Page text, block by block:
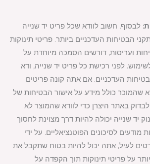
לבסוף, חשוב לוודא שכל פריט יד שנייה
הבטיחות העדכניים ביותר. פריטי תינוקות
ועריסות, דורשים הסמכה מיוחדת על
לפני רכישת כל פריט יד שנייה, ודא
העדכניים. אם אתה קונה פריטים
שהמוכר כולל מידע על אישור הבטיחות של
באתר היצרן כדי לוודא שהמוצר לא
יד שנייה יכולה להיות דרך מצוינת לחסוך
לסיכונים הפוטנציאליים. על ידי
לעיל, אתה יכול להיות בטוח שתקבל את
על פריטי תינוקות תוך הקפדה על